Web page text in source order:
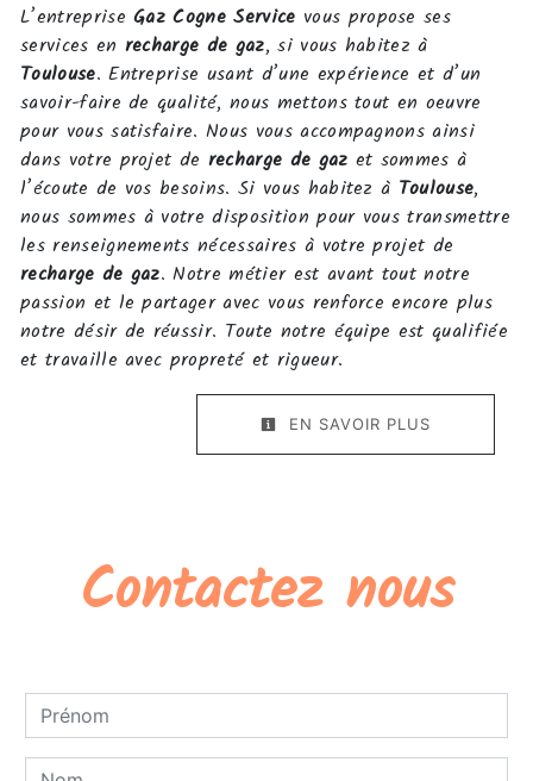
L’entrepriseGaz Cogne Service vous propose ses
services en recharge de gaz, si vous habitez à
Toulouse. Entreprise usant d’une expérience et d’un
savoir-faire de qualité, nous mettons tout en oeuvre
pour vous satisfaire. Nous vous accompagnons ainsi
dans votre projet de recharge de gaz et sommes à
l’écoute de vos besoins. Si vous habitez à Toulouse,
nous sommes à votre disposition pour vous transmettre
les renseignements nécessaires à votre projet de
recharge de gaz. Notre métier est avant tout notre
passion et le partager avec vous renforce encore plus
notre désir de réussir. Toute notre équipe est qualifiée
et travaille avec propreté et rigueur.
EN SAVOIR PLUS
Contactez nous